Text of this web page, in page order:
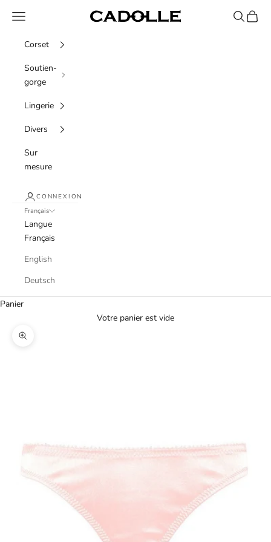
Cadolle
Menu Recherche
Panier
Corset
Soutien-
gorge
Lingerie
Divers
Sur
mesure
CONNEXION
Français
Langue
Français
English
Deutsch
Panier
Votre panier est vide
Zoomer sur l'image